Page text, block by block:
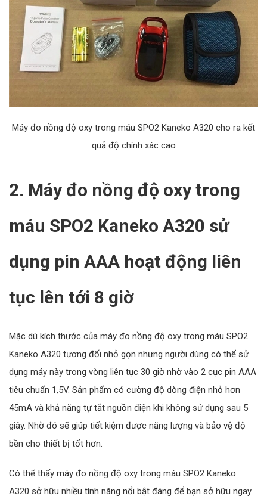
Máy đo nồng độ oxy trong máu SPO2 Kaneko A320 cho ra kết
quả độ chính xác cao
2. Máy đo nồng độ oxy trong
máu SPO2 Kaneko A320 sử
dụng pin AAA hoạt động liên
tục lên tới 8 giờ
Mặc dù kích thước của máy đo nồng độ oxy trong máu SPO2
Kaneko A320 tương đối nhỏ gọn nhưng người dùng có thể sử
dụng máy này trong vòng liên tục 30 giờ nhờ vào 2 cục pin AAA
tiêu chuẩn 1,5V. Sản phẩm có cường độ dòng điện nhỏ hơn
45mA và khả năng tự tắt nguồn điện khi không sử dụng sau 5
giây. Nhờ đó sẽ giúp tiết kiệm được năng lượng và bảo vệ độ
bền cho thiết bị tốt hơn.
Có thể thấy máy đo nồng độ oxy trong máu SPO2 Kaneko
A320 sở hữu nhiều tính năng nổi bật đáng để bạn sở hữu ngay